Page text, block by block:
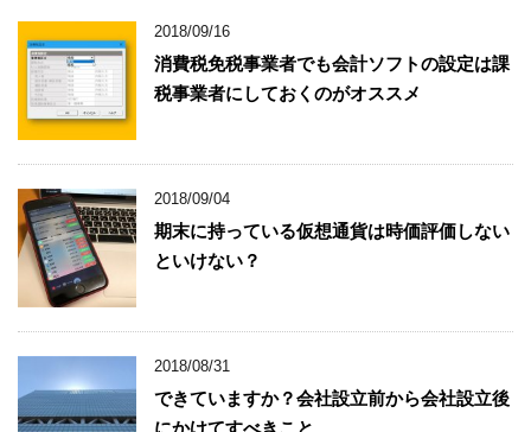
2018/09/16
消費税免税事業者でも会計ソフトの設定は課
税事業者にしておくのがオススメ
2018/09/04
期末に持っている仮想通貨は時価評価しない
といけない？
2018/08/31
できていますか？会社設立前から会社設立後